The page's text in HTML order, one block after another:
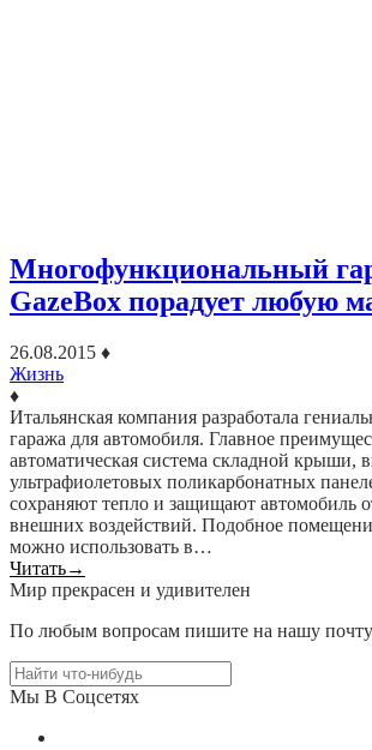
Многофункциональный
GazeBox порадует любую
26.08.2015 ♦
Жизнь
♦
Итальянская компания разработала
гаража для автомобиля. Главное
автоматическая система складной крыши,
ультрафиолетовых поликарбонатных
сохраняют тепло и защищают автомобиль
внешних воздействий. Подобное
можно использовать в…
Читать→
Мир прекрасен и удивителен
По любым вопросам пишите на нашу
Мы В Соцсетях